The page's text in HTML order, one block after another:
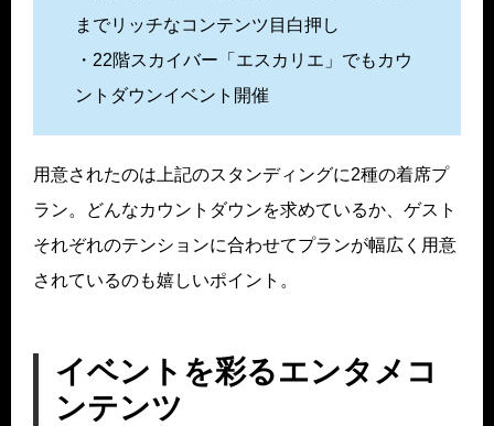
までリッチなコンテンツ目白押し
・22階スカイバー「エスカリエ」でもカウ
ントダウンイベント開催
用意されたのは上記のスタンディングに2種の着席プ
ラン。どんなカウントダウンを求めているか、ゲスト
それぞれのテンションに合わせてプランが幅広く用意
されているのも嬉しいポイント。
イベントを彩るエンタメコ
ンテンツ